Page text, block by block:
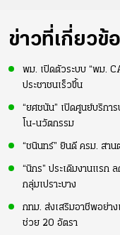
ข่าวที่เกี่ยวข้
พม. เปิดตัวระบบ “พม.
ประชาชนเร็วขึ้น
“ยศชนัน” เปิดศูนย์บริกา
โน-นวัตกรรม
“ชนินทร์” ยินดี ครม. สาน
“นิกร” ประเดิมงานแรก
กลุ่มเปราะบาง
กทม. ส่งเสริมอาชีพอย่า
ช่วย 20 อัตรา